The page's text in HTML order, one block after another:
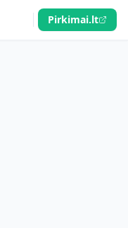
Pirkimai.lt